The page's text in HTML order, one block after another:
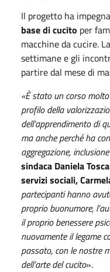
Il progetto ha
base di cucito per
macchine da cucire.
settimane e gli
partire dal mese di
«È stato un corso
profilo della
dell’apprendimento di
ma anche perché ha
aggregazione,
sindaca Daniela
servizi sociali,
partecipanti hanno
proprio buonumore,
il proprio benessere
nuovamente il legame
passato, con le nostre
dell’arte del cucito».